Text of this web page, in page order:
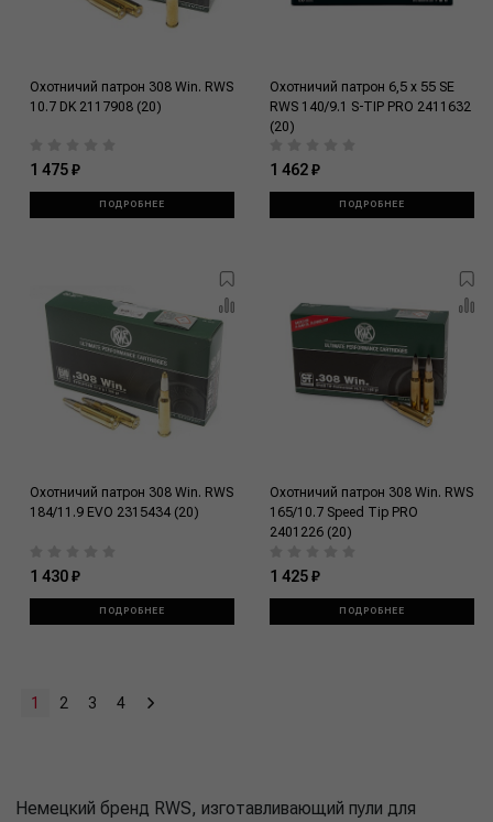
Охотничий патрон 308 Win. RWS
10.7 DK 2117908 (20)
1 475 ₽
ПОДРОБНЕЕ
Охотничий патрон 6,5 x 55 SE
RWS 140/9.1 S-TIP PRO 2411632
(20)
1 462 ₽
ПОДРОБНЕЕ
Охотничий патрон 308 Win. RWS
184/11.9 EVO 2315434 (20)
1 430 ₽
ПОДРОБНЕЕ
Охотничий патрон 308 Win. RWS
165/10.7 Speed Tip PRO
2401226 (20)
1 425 ₽
ПОДРОБНЕЕ
1 2 3 4
Немецкий бренд RWS, изготавливающий пули для